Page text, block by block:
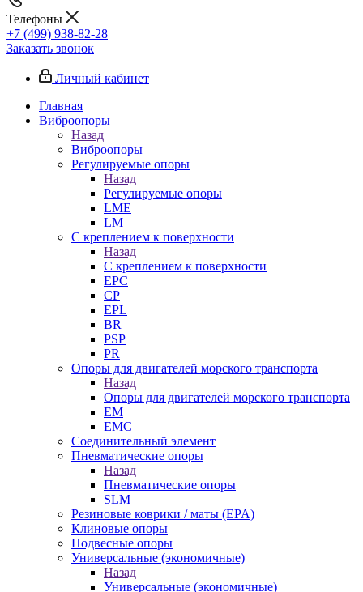
Телефоны
+7 (499) 938-82-28
Заказать звонок
Личный кабинет
Главная
Виброопоры
Назад
Виброопоры
Регулируемые опоры
Назад
Регулируемые опоры
LME
LM
С креплением к поверхности
Назад
С креплением к поверхности
EPC
CP
EPL
BR
PSP
PR
Опоры для двигателей морского транспорта
Назад
Опоры для двигателей морского транспорта
EM
EMC
Cоединительный элемент
Пневматические опоры
Назад
Пневматические опоры
SLM
Резиновые коврики / маты (EPA)
Клиновые опоры
Подвесные опоры
Универсальные (экономичные)
Назад
Универсальные (экономичные)